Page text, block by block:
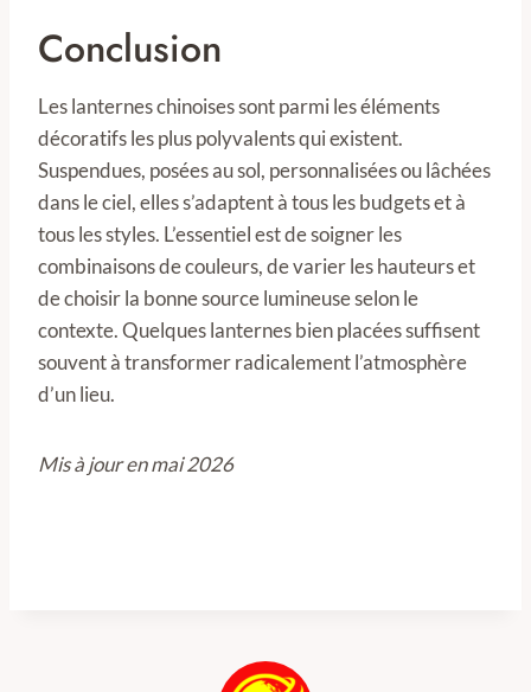
Conclusion
Les lanternes chinoises sont parmi les éléments
décoratifs les plus polyvalents qui existent.
Suspendues, posées au sol, personnalisées ou lâchées
dans le ciel, elles s’adaptent à tous les budgets et à
tous les styles. L’essentiel est de soigner les
combinaisons de couleurs, de varier les hauteurs et
de choisir la bonne source lumineuse selon le
contexte. Quelques lanternes bien placées suffisent
souvent à transformer radicalement l’atmosphère
d’un lieu.
Mis à jour en mai 2026